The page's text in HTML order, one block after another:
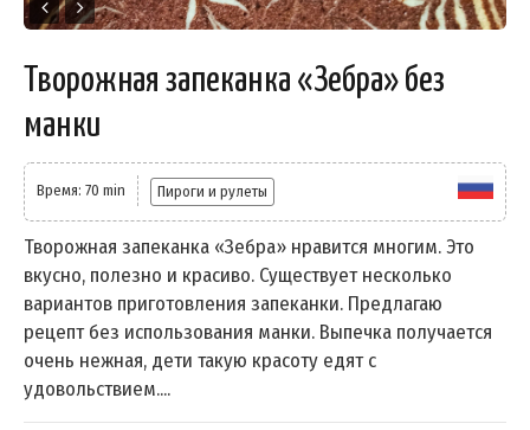
Творожная запеканка «Зебра» без
манки
Время: 70 min Пироги и рулеты
Творожная запеканка «Зебра» нравится многим. Это
вкусно, полезно и красиво. Существует несколько
вариантов приготовления запеканки. Предлагаю
рецепт без использования манки. Выпечка получается
очень нежная, дети такую красоту едят с
удовольствием....